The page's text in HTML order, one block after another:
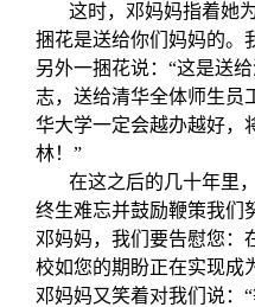
这时，邓妈妈指着她
捆花是送给你们妈妈的。
另外一捆花说：“这是送
志，送给清华全体师生员
华大学一定会越办越好，
林！”
在这之后的几十年里
终生难忘并鼓励鞭策我们
邓妈妈，我们要告慰您：
校如您的期盼正在实现成
邓妈妈又笑着对我们说：